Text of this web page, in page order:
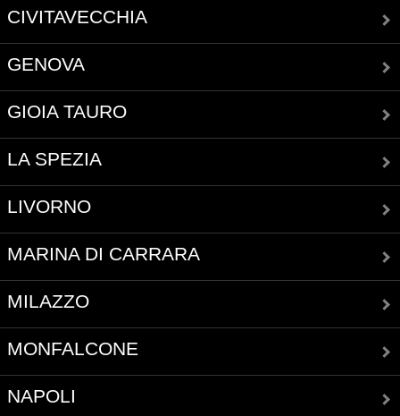
CIVITAVECCHIA
GENOVA
GIOIA TAURO
LA SPEZIA
LIVORNO
MARINA DI CARRARA
MILAZZO
MONFALCONE
NAPOLI